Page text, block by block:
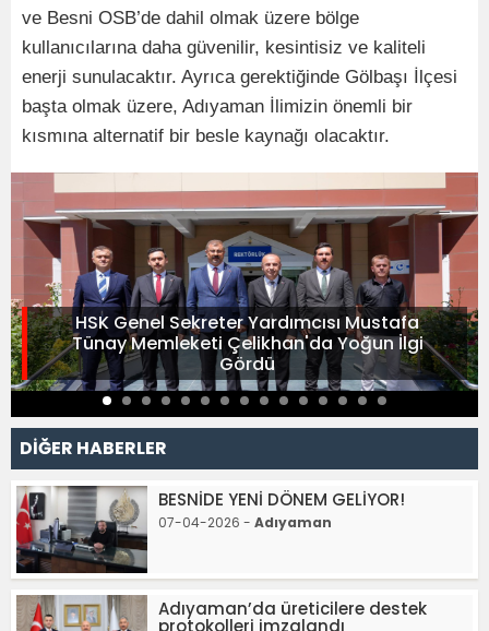
ve Besni OSB’de dahil olmak üzere bölge
kullanıcılarına daha güvenilir, kesintisiz ve kaliteli
enerji sunulacaktır. Ayrıca gerektiğinde Gölbaşı İlçesi
başta olmak üzere, Adıyaman İlimizin önemli bir
kısmına alternatif bir besle kaynağı olacaktır.
HSK Genel Sekreter Yardımcısı Mustafa
Tünay Memleketi Çelikhan'da Yoğun İlgi
Gördü
DİĞER HABERLER
BESNİDE YENİ DÖNEM GELİYOR!
07-04-2026 - Adıyaman
Adıyaman’da üreticilere destek
protokolleri imzalandı